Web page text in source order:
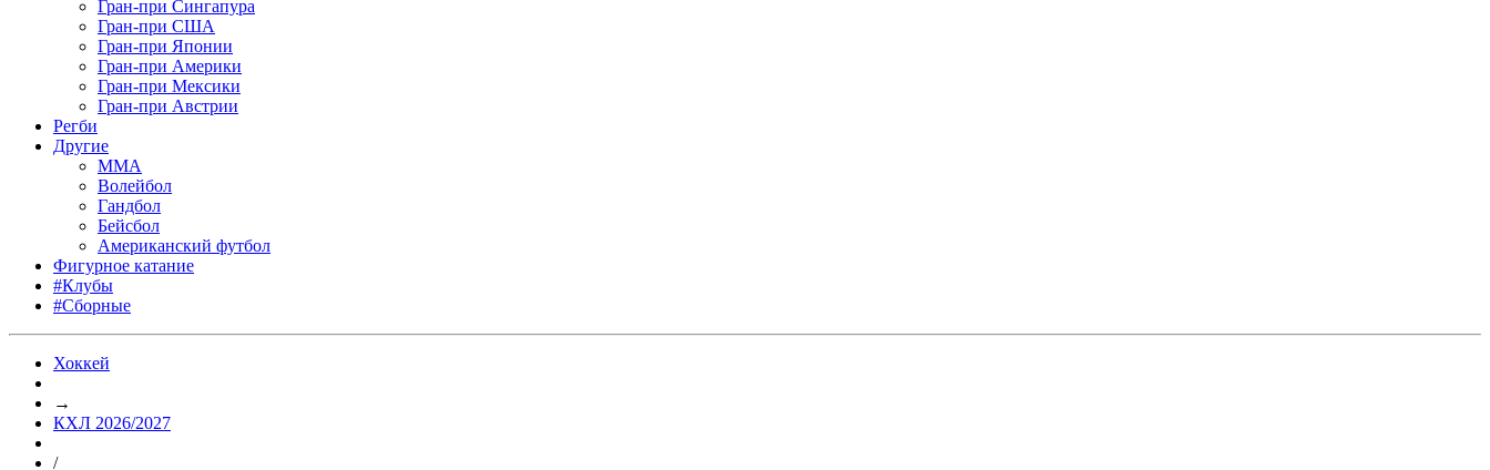
Гран-при Сингапура
Гран-при США
Гран-при Японии
Гран-при Америки
Гран-при Мексики
Гран-при Австрии
Регби
Другие
MMA
Волейбол
Гандбол
Бейсбол
Американский футбол
Фигурное катание
#Клубы
#Сборные
Хоккей
→
КХЛ 2026/2027
/